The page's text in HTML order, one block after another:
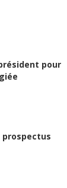
pour